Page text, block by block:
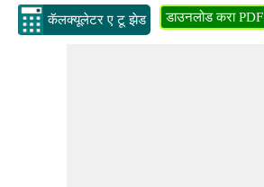
कॅलक्यूलेटर ए टू झेड डाउनलोड करा PDF